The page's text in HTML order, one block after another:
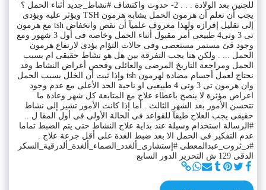
للجنين بعد الولادة . . . 2- حدوث واكتشاف #نشاط_جديد أثناء الحمل ؟
يجب أن نعلم أن هرمون الحمل يشابه هرمون TSH ويؤثر عليه ويؤدى
إلى تقليل إفرازه ولهذا معروف علميآ أن نقص وانخفاض tsh مع هرمون
تى 3 وتى4 طبيعى أمر مقبول أثناء الحمل وخاصة فى أول 3 شهور ومع
وجود قئ مستمر مستعصى وفى حالات التؤام يؤدى لارتفاع هرمون
الحمل ... . ولكن هنا يجب التفرقة بين هل هو نشاط حقيقى ام بسبب
الحمل ومراجعة التاريخ المرضى والعائلى وفحص أعراض النشاط وقد
نحتاج لعمل أجسام مضادة لهرمون tsh وإذا ثبت أن الخلل بسبب الحمل
وان هرمون تى 3 وتى 4 طبيعيى او ناحية الحد الأعلى مع عدم وجود
اعراض مؤثرة لا ينصح باعطاء علاج مع المتابعة كل شهر وعادة ما
تتحسن الأمور بعد الشهر الثالث . أما إذا كانت الأمور تشير إلى نشاط
حقيقى يجب العلاج طيقآ للقواعد فى الحالة الأولى فى أول المقا ل ..
#الرسالة استخدام وسيلة عند بداية علاج النشاط حتى يتم الضبط تماما
عدم التفكير فى الحمل الا بعد ضبط الغدة على أقل جرعة علاج .
#د_ثروت_عبدالمعطى #إستشارى_ألغدد_الصماء_ألغدة_ألدرقية_السكر
الدقى 129 ش التحرير الدور السابع